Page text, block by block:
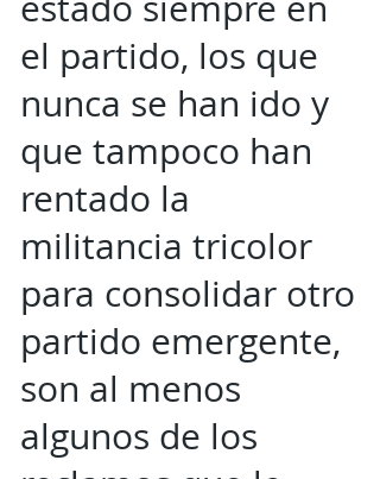
el partido, los que
nunca se han ido y
que tampoco han
rentado la
militancia tricolor
para consolidar otro
partido emergente,
son al menos
algunos de los